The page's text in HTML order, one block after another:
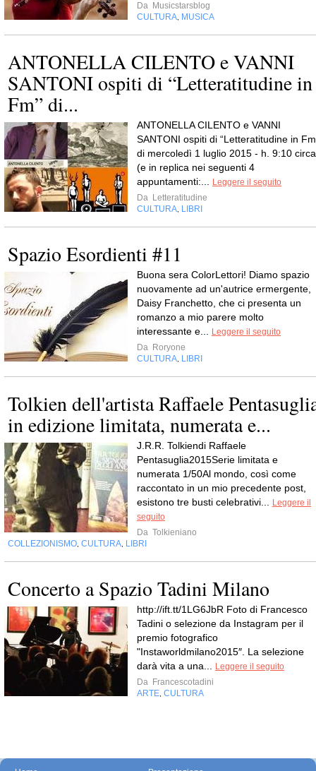
Da Musicstarsblog
CULTURA MUSICA
ANTONELLA CILENTO e VANNI
SANTONI ospiti di “Letteratitudine in
Fm” di...
ANTONELLA CILENTO e VANNI
SANTONI ospiti di “Letteratitudine in
di mercoledì 1 luglio 2015 - h. 9:10 circa
(e in replica nei seguenti 4
appuntamenti:...
Leggere il seguito
Da Letteratitudine
CULTURA LIBRI
Spazio Esordienti #11
Buona sera ColorLettori! Diamo spazio
nuovamente ad un'autrice ermergente,
Daisy Franchetto, che ci presenta un
romanzo a mio parere molto
interessante e...
Leggere il seguito
Da Roryone
CULTURA LIBRI
Tolkien dell'artista Raffaele
in edizione limitata, numerata e...
J.R.R. Tolkiendi Raffaele
Pentasuglia2015Serie limitata e
numerata 1/50Al mondo, così come
raccontato in un mio precedente post,
esistono tre busti celebrativi...
Leggere il
seguito
Da Tolkieniano
COLLEZIONISMO CULTURA LIBRI
Concerto a Spazio Tadini Milano
http://ift.tt/1LG6JbR Foto di Francesco
Tadini o selezione da Instagram per il
premio fotografico
"Instaworldmilano2015″. La selezione
darà vita a una...
Leggere il seguito
Da Francescotadini
ARTE CULTURA